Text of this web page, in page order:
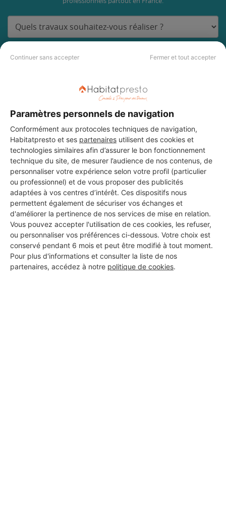
Continuer sans accepter Fermer et tout accepter
Paramètres personnels de navigation
Conformément aux protocoles techniques de navigation,
Habitatpresto et ses partenaires utilisent des cookies et
technologies similaires afin d’assurer le bon fonctionnement
technique du site, de mesurer l’audience de nos contenus, de
personnaliser votre expérience selon votre profil (particulier
ou professionnel) et de vous proposer des publicités
adaptées à vos centres d’intérêt. Ces dispositifs nous
permettent également de sécuriser vos échanges et
d'améliorer la pertinence de nos services de mise en relation.
Vous pouvez accepter l'utilisation de ces cookies, les refuser,
ou personnaliser vos préférences ci-dessous. Votre choix est
conservé pendant 6 mois et peut être modifié à tout moment.
Pour plus d'informations et consulter la liste de nos
partenaires, accédez à notre politique de cookies.
Aucun autre professionnel disponible dans cette zone